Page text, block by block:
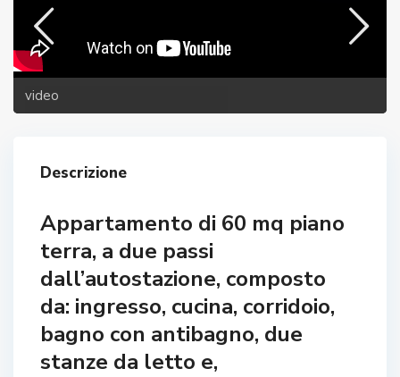
video
Descrizione
Appartamento di 60 mq piano
terra, a due passi
dall’autostazione, composto
da: ingresso, cucina, corridoio,
bagno con antibagno, due
stanze da letto e,